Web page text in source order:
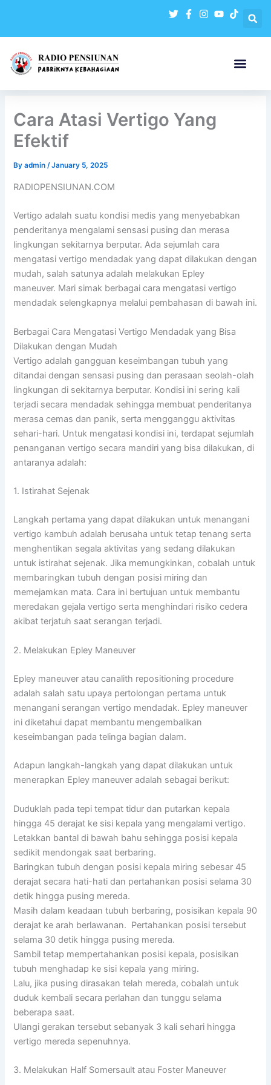
content
Cara Atasi Vertigo Yang
Efektif
Byadmin/January 5, 2025
RADIOPENSIUNAN.COM
Vertigo adalah suatu kondisi medis yang menyebabkan
penderitanya mengalami sensasi pusing dan merasa
lingkungan sekitarnya berputar. Ada sejumlah cara
mengatasi vertigo mendadak yang dapat dilakukan dengan
mudah, salah satunya adalah melakukan Epley
maneuver. Mari simak berbagai cara mengatasi vertigo
mendadak selengkapnya melalui pembahasan di bawah ini.
Berbagai Cara Mengatasi Vertigo Mendadak yang Bisa
Dilakukan dengan Mudah
Vertigo adalah gangguan keseimbangan tubuh yang
ditandai dengan sensasi pusing dan perasaan seolah-olah
lingkungan di sekitarnya berputar. Kondisi ini sering kali
terjadi secara mendadak sehingga membuat penderitanya
merasa cemas dan panik, serta mengganggu aktivitas
sehari-hari. Untuk mengatasi kondisi ini, terdapat sejumlah
penanganan vertigo secara mandiri yang bisa dilakukan, di
antaranya adalah:
1. Istirahat Sejenak
Langkah pertama yang dapat dilakukan untuk menangani
vertigo kambuh adalah berusaha untuk tetap tenang serta
menghentikan segala aktivitas yang sedang dilakukan
untuk istirahat sejenak. Jika memungkinkan, cobalah untuk
membaringkan tubuh dengan posisi miring dan
memejamkan mata. Cara ini bertujuan untuk membantu
meredakan gejala vertigo serta menghindari risiko cedera
akibat terjatuh saat serangan terjadi.
2. Melakukan Epley Maneuver
Epley maneuver atau canalith repositioning procedure
adalah salah satu upaya pertolongan pertama untuk
menangani serangan vertigo mendadak. Epley maneuver
ini diketahui dapat membantu mengembalikan
keseimbangan pada telinga bagian dalam.
Adapun langkah-langkah yang dapat dilakukan untuk
menerapkan Epley maneuver adalah sebagai berikut:
Duduklah pada tepi tempat tidur dan putarkan kepala
hingga 45 derajat ke sisi kepala yang mengalami vertigo.
Letakkan bantal di bawah bahu sehingga posisi kepala
sedikit mendongak saat berbaring.
Baringkan tubuh dengan posisi kepala miring sebesar 45
derajat secara hati-hati dan pertahankan posisi selama 30
detik hingga pusing mereda.
Masih dalam keadaan tubuh berbaring, posisikan kepala 90
derajat ke arah berlawanan. Pertahankan posisi tersebut
selama 30 detik hingga pusing mereda.
Sambil tetap mempertahankan posisi kepala, posisikan
tubuh menghadap ke sisi kepala yang miring.
Lalu, jika pusing dirasakan telah mereda, cobalah untuk
duduk kembali secara perlahan dan tunggu selama
beberapa saat.
Ulangi gerakan tersebut sebanyak 3 kali sehari hingga
vertigo mereda sepenuhnya.
3. Melakukan Half Somersault atau Foster Maneuver